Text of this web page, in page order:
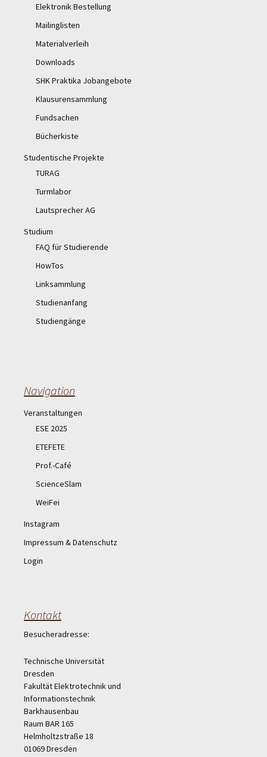
Elektronik Bestellung
Mailinglisten
Materialverleih
Downloads
SHK Praktika Jobangebote
Klausurensammlung
Fundsachen
Bücherkiste
Studentische Projekte
TURAG
Turmlabor
Lautsprecher AG
Studium
FAQ für Studierende
HowTos
Linksammlung
Studienanfang
Studiengänge
Navigation
Veranstaltungen
ESE 2025
ETEFETE
Prof.-Café
ScienceSlam
WeiFei
Instagram
Impressum & Datenschutz
Login
Kontakt
Besucheradresse:
Technische Universität
Dresden
Fakultät Elektrotechnik und
Informationstechnik
Barkhausenbau
Raum BAR 165
Helmholtzstraße 18
01069 Dresden